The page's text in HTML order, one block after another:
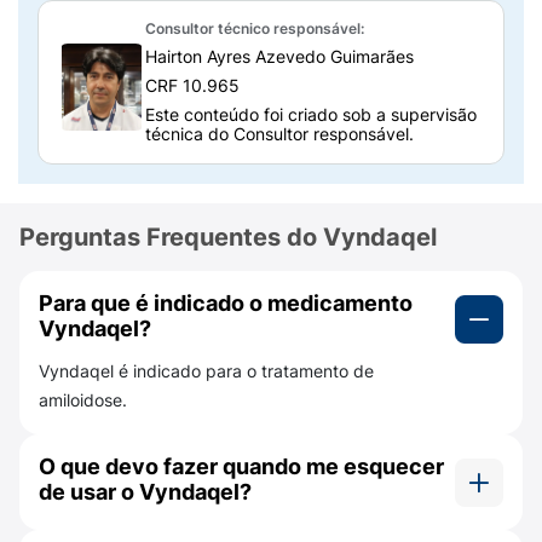
tratamento de amiloidose em pacientes com
cardiomiopatia de tipo selvagem ou
hereditária com o objetivo de reduzir a
mortalidade.
transtirretina (proteína do fígado), formando
nervos e causa a Polineuropatia Amiloidótica
Familiar (sintomas neurológicos) ou se
acumula no coração e causa a Amiloidose
Cardíaca (sintomas cardiovasculares).
quebra da transtirretina, retardando o
desenvolvimento da doença.
Consultor técnico responsável:
Hairton Ayres Azevedo Guimarães
CRF 10.965
Este conteúdo foi criado sob a supervisão
técnica do Consultor responsável.
Perguntas Frequentes do Vyndaqel
Para que é indicado o medicamento
Vyndaqel?
Vyndaqel é indicado para o tratamento de
amiloidose.
O que devo fazer quando me esquecer
de usar o Vyndaqel?